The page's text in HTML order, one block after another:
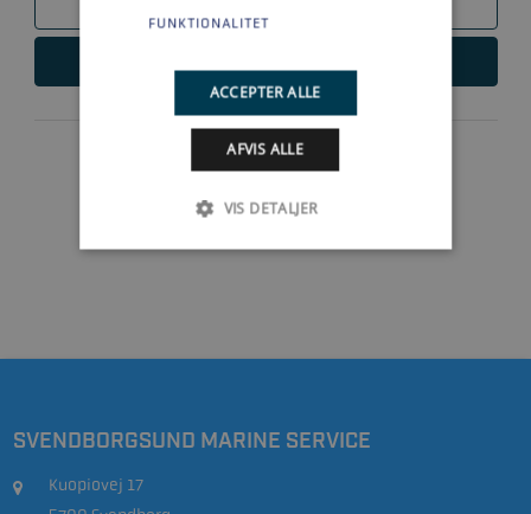
1
SVENDBORGSUND MARINE SERVICE
Kuopiovej 17
FUNKTIONALITET
ACCEPTER ALLE
AFVIS ALLE
VIS DETALJER